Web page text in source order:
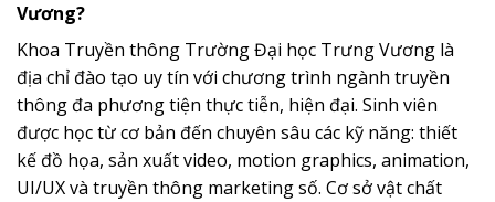
Vương?
Khoa Truyền thông Trường Đại học Trưng Vương là
địa chỉ đào tạo uy tín với chương trình ngành truyền
thông đa phương tiện thực tiễn, hiện đại. Sinh viên
được học từ cơ bản đến chuyên sâu các kỹ năng: thiết
kế đồ họa, sản xuất video, motion graphics, animation,
UI/UX và truyền thông marketing số. Cơ sở vật chất